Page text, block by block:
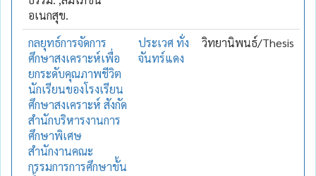
อเนกสุข.
กลยุทธ์การจัดการ
ศึกษาสงเคราะห์เพื่อ
ยกระดับคุณภาพชีวิต
นักเรียนของโรงเรียน
ศึกษาสงเคราะห์ สังกัด
สำนักบริหารงานการ
ศึกษาพิเศษ
สำนักงานคณะ
กรรมการการศึกษาขั้น
ประเวศ ทั่ง
จันทร์แดง
วิทยานิพนธ์/Thesis